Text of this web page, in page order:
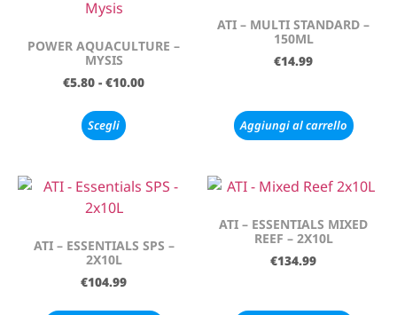
POWER AQUACULTURE –
MYSIS
€5.80 - €10.00
Scegli
ATI – MULTI STANDARD –
150ML
€14.99
Aggiungi al carrello
ATI – ESSENTIALS SPS –
2X10L
€104.99
ATI – ESSENTIALS MIXED
REEF – 2X10L
€134.99